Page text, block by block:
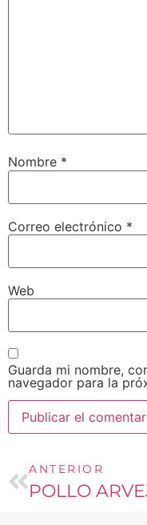
Nombre *
Correo electrónico *
Web
Guarda mi nombre,
navegador para la
ANTERIOR